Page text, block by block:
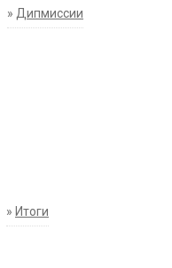
» Дипмиссии
» Итоги